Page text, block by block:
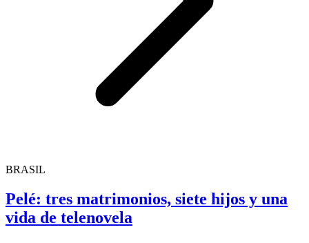
BRASIL
Pelé: tres matrimonios, siete hijos y una
vida de telenovela